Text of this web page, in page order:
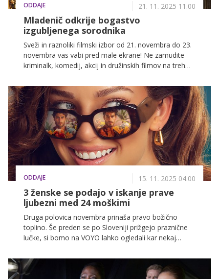
ODDAJE 21. 11. 2025 11.00
Mladenič odkrije bogastvo
izgubljenega sorodnika
Sveži in raznoliki filmski izbor od 21. novembra do 23.
novembra vas vabi pred male ekrane! Ne zamudite
kriminalk, komedij, akcij in družinskih filmov na treh
POP TV, Kanal A in KINO.
ODDAJE 15. 11. 2025 04.00
3 ženske se podajo v iskanje prave
ljubezni med 24 moškimi
Druga polovica novembra prinaša pravo božično
toplino. Še preden se po Sloveniji prižgejo praznične
lučke, si bomo na VOYO lahko ogledali kar nekaj
prihaja na VOYO!